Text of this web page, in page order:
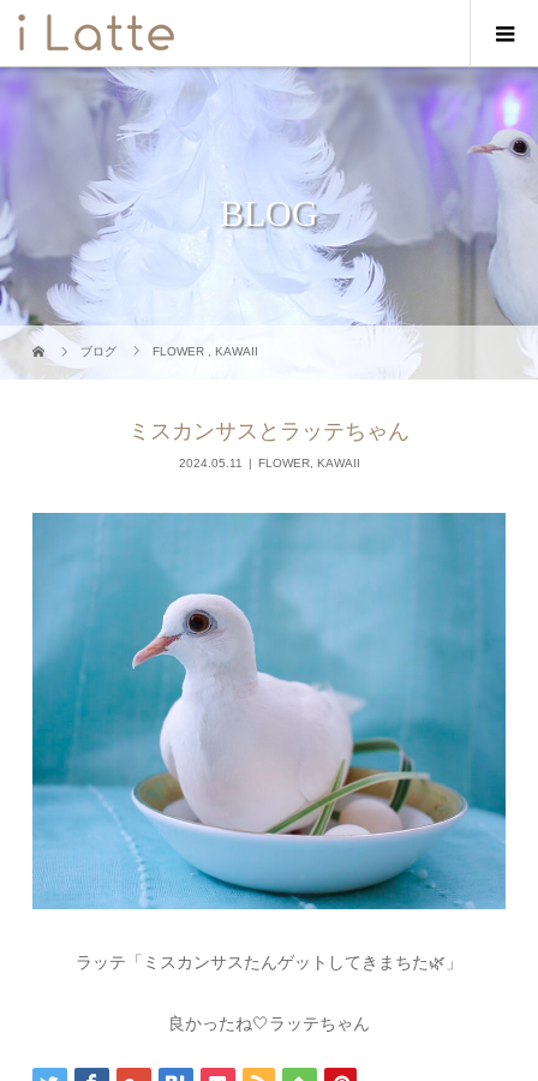
BLOG
ブログ FLOWER ,KAWAII
ミスカンサスとラッテちゃん
2024.05.11 FLOWER, KAWAII
ラッテ「ミスカンサスたんゲットしてきまちた🌿」
良かったね🤍ラッテちゃん